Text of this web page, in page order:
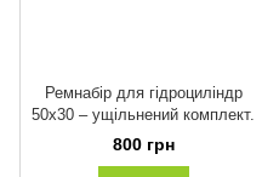
Ремнабір для гідроциліндр
50х30 – ущільнений комплект.
800 грн